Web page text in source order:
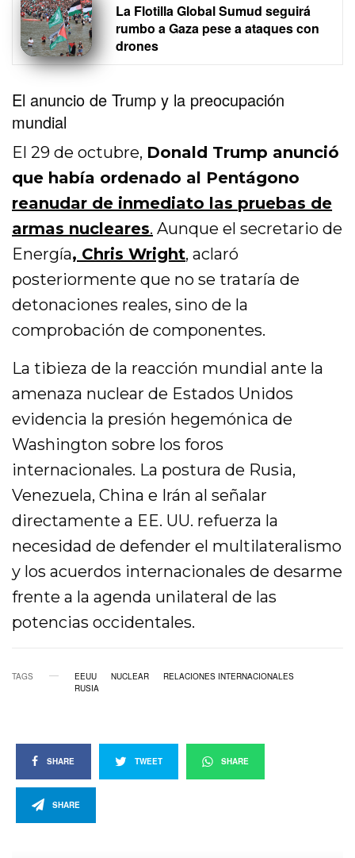
La Flotilla Global Sumud seguirá
rumbo a Gaza pese a ataques con
drones
El anuncio de Trump y la preocupación
mundial
El 29 de octubre, Donald Trump anunció
que había ordenado al Pentágono
reanudar de inmediato las pruebas de
armas nucleares. Aunque el secretario de
Energía, Chris Wright, aclaró
posteriormente que no se trataría de
detonaciones reales, sino de la
comprobación de componentes.
La tibieza de la reacción mundial ante la
amenaza nuclear de Estados Unidos
evidencia la presión hegemónica de
Washington sobre los foros
internacionales. La postura de Rusia,
Venezuela, China e Irán al señalar
directamente a EE. UU. refuerza la
necesidad de defender el multilateralismo
y los acuerdos internacionales de desarme
frente a la agenda unilateral de las
potencias occidentales.
TAGS EEUU NUCLEAR
RELACIONES INTERNACIONALES
RUSIA
SHARE TWEET SHARE
SHARE